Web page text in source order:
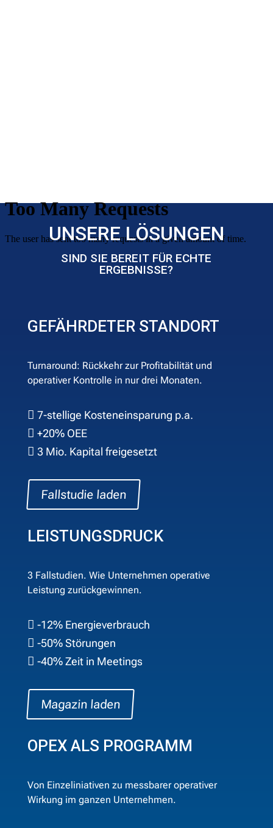
UNSERE LÖSUNGEN
SIND SIE BEREIT FÜR ECHTE
ERGEBNISSE?
GEFÄHRDETER STANDORT
Turnaround: Rückkehr zur Profitabilität und
operativer Kontrolle in nur drei Monaten.
 7-stellige Kosteneinsparung p.a.
 +20% OEE
 3 Mio. Kapital freigesetzt
Fallstudie laden
LEISTUNGSDRUCK
3 Fallstudien. Wie Unternehmen operative
Leistung zurückgewinnen.
 -12% Energieverbrauch
 -50% Störungen
 -40% Zeit in Meetings
Magazin laden
OPEX ALS PROGRAMM
Von Einzeliniativen zu messbarer operativer
Wirkung im ganzen Unternehmen.